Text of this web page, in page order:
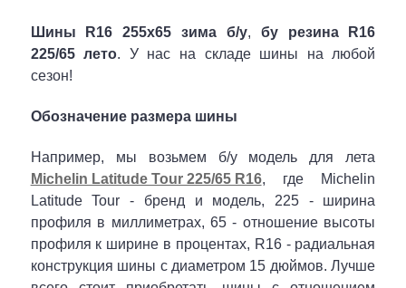
Шины R16 255x65 зима б/у, бу резина R16
225/65 лето. У нас на складе шины на любой
сезон!
Обозначение размера шины
Например, мы возьмем б/у модель для лета
Michelin Latitude Tour 225/65 R16, где Michelin
Latitude Tour - бренд и модель, 225 - ширина
профиля в миллиметрах, 65 - отношение высоты
профиля к ширине в процентах, R16 - радиальная
конструкция шины с диаметром 15 дюймов. Лучше